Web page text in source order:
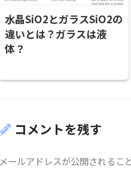
水晶SiO2とガラスSiO2の
違いとは？ガラスは液
体？
コメントを残す
メールアドレスが公開されるこ